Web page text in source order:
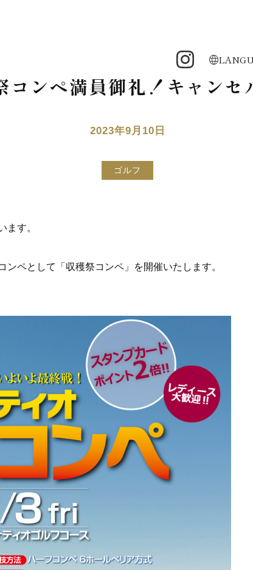
コンペ満員御礼！キャン
2023年9月10日
ゴルフ
ます。
ペとして「収穫祭コンペ」を開催いたします。